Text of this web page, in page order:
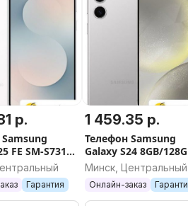
р.
FE SM-S731B
(белый)
Гарантия
1 459.35 р.
Телефон Samsung
Galaxy S24 8GB/
SM-S921B Exynos
(серый)
Минск, Центральный
Онлайн-заказ